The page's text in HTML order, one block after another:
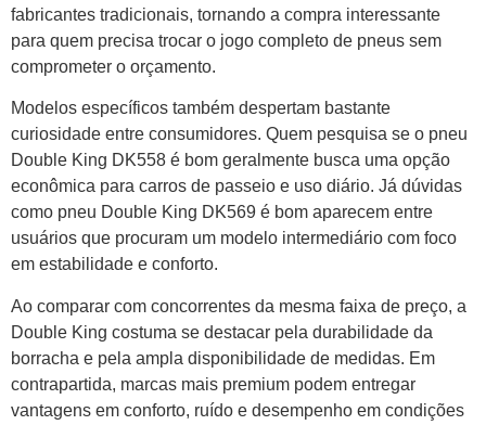
fabricantes tradicionais, tornando a compra interessante
para quem precisa trocar o jogo completo de pneus sem
comprometer o orçamento.
Modelos específicos também despertam bastante
curiosidade entre consumidores. Quem pesquisa se o pneu
Double King DK558 é bom geralmente busca uma opção
econômica para carros de passeio e uso diário. Já dúvidas
como pneu Double King DK569 é bom aparecem entre
usuários que procuram um modelo intermediário com foco
em estabilidade e conforto.
Ao comparar com concorrentes da mesma faixa de preço, a
Double King costuma se destacar pela durabilidade da
borracha e pela ampla disponibilidade de medidas. Em
contrapartida, marcas mais premium podem entregar
vantagens em conforto, ruído e desempenho em condições